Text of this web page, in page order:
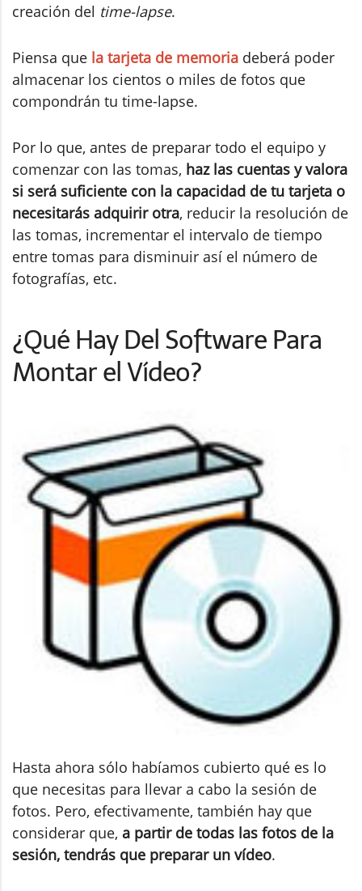
creación del time-lapse.
Piensa que la tarjeta de memoria deberá poder
almacenar los cientos o miles de fotos que
compondrán tu time-lapse.
Por lo que, antes de preparar todo el equipo y
comenzar con las tomas, haz las cuentas y valora
si será suficiente con la capacidad de tu tarjeta o
necesitarás adquirir otra, reducir la resolución de
las tomas, incrementar el intervalo de tiempo
entre tomas para disminuir así el número de
fotografías, etc.
¿Qué Hay Del Software Para
Montar el Vídeo?
Hasta ahora sólo habíamos cubierto qué es lo
que necesitas para llevar a cabo la sesión de
fotos. Pero, efectivamente, también hay que
considerar que, a partir de todas las fotos de la
sesión, tendrás que preparar un vídeo.